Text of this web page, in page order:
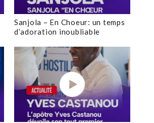
Sanjola – En Choeur: un temps
d’adoration inoubliable